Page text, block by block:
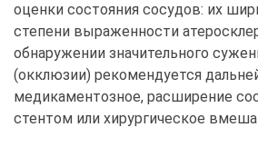
оценки состояния сосудов: их
степени выраженности
обнаружении значительного
(окклюзии) рекомендуется
медикаментозное, расширение
стентом или хирургическое